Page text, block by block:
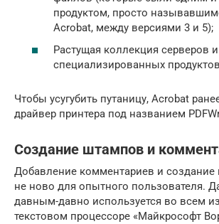
продуктом, просто
Acrobat, между версиями 3 и 5);
Растущая коллекция серверов и
специализированных
Чтобы усугубить путаницу, Acrobat
драйвер принтера под названием
Создание штампов и
Добавление комментариев и
не ново для опытного пользователя.
давным-давно используется во всем
текстовом процессоре «Майкрософт